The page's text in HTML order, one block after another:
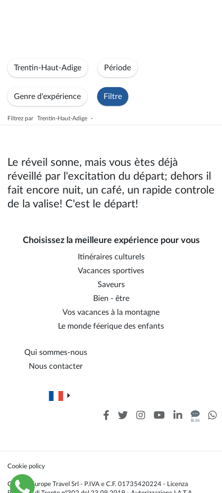
Trentin-Haut-Adige Période
Genre d'expérience Filtre
Filtrez par Trentin-Haut-Adige -
Le réveil sonne, mais vous ètes déjà
réveillé par l'excitation du départ; dehors il
fait encore nuit, un café, un rapide controle
de la valise! C'est le départ!
Choisissez la meilleure expérience pour vous
Itinéraires culturels
Vacances sportives
Saveurs
Bien - être
Vos vacances à la montagne
Le monde féerique des enfants
Qui sommes-nous
Nous contacter
Cookie policy
Caldana Europe Travel Srl - P.IVA e C.F. 01735420224 - Licenza